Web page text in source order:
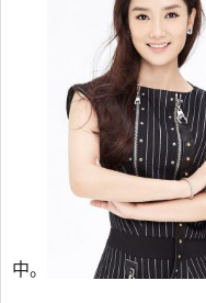
中。